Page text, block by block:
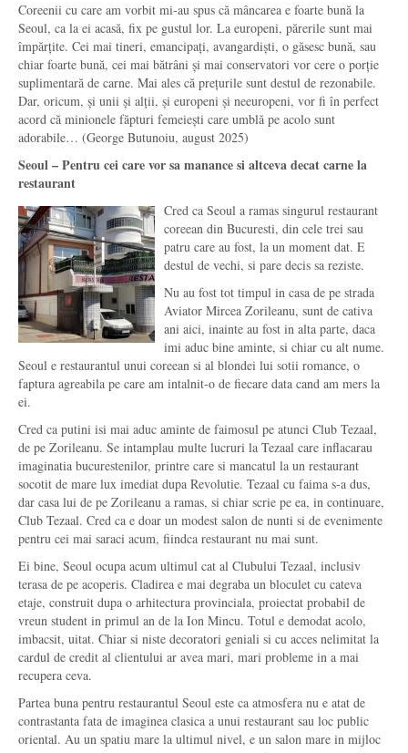
Coreenii cu care am vorbit mi-au spus că mâncarea e foarte bună la
Seoul, ca la ei acasă, fix pe gustul lor. La europeni, părerile sunt mai
împărțite. Cei mai tineri, emancipați, avangardiști, o găsesc bună, sau
chiar foarte bună, cei mai bătrâni și mai conservatori vor cere o porție
suplimentară de carne. Mai ales că prețurile sunt destul de rezonabile.
Dar, oricum, și unii și alții, și europeni și neeuropeni, vor fi în perfect
acord că minionele făpturi femeiești care umblă pe acolo sunt
adorabile… (George Butunoiu, august 2025)
Seoul – Pentru cei care vor sa manance si altceva decat carne la
restaurant
Cred ca Seoul a ramas singurul restaurant
coreean din Bucuresti, din cele trei sau
patru care au fost, la un moment dat. E
destul de vechi, si pare decis sa reziste.
Nu au fost tot timpul in casa de pe strada
Aviator Mircea Zorileanu, sunt de cativa
ani aici, inainte au fost in alta parte, daca
imi aduc bine aminte, si chiar cu alt nume.
Seoul e restaurantul unui coreean si al blondei lui sotii romance, o
faptura agreabila pe care am intalnit-o de fiecare data cand am mers la
ei.
Cred ca putini isi mai aduc aminte de faimosul pe atunci Club Tezaal,
de pe Zorileanu. Se intamplau multe lucruri la Tezaal care inflacarau
imaginatia bucurestenilor, printre care si mancatul la un restaurant
socotit de mare lux imediat dupa Revolutie. Tezaal cu faima s-a dus,
dar casa lui de pe Zorileanu a ramas, si chiar scrie pe ea, in continuare,
Club Tezaal. Cred ca e doar un modest salon de nunti si de evenimente
pentru cei mai saraci acum, fiindca restaurant nu mai sunt.
Ei bine, Seoul ocupa acum ultimul cat al Clubului Tezaal, inclusiv
terasa de pe acoperis. Cladirea e mai degraba un bloculet cu cateva
etaje, construit dupa o arhitectura provinciala, proiectat probabil de
vreun student in primul an de la Ion Mincu. Totul e demodat acolo,
imbacsit, uitat. Chiar si niste decoratori geniali si cu acces nelimitat la
cardul de credit al clientului ar avea mari, mari probleme in a mai
recupera ceva.
Partea buna pentru restaurantul Seoul este ca atmosfera nu e atat de
contrastanta fata de imaginea clasica a unui restaurant sau loc public
oriental. Au un spatiu mare la ultimul nivel, e un salon mare in mijloc